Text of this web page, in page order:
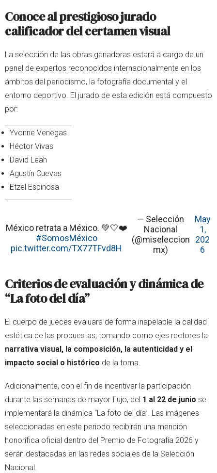
Conoce al prestigioso jurado
calificador del certamen visual
La selección de las obras ganadoras estará a cargo de un
panel de expertos reconocidos internacionalmente en los
ámbitos del periodismo, la fotografía documental y el
entorno deportivo. El jurado de esta edición está compuesto
por:
Yvonne Venegas
Héctor Vivas
David Leah
Agustín Cuevas
Etzel Espinosa
México retrata a México. 💚🤍❤️
#SomosMéxico
pic.twitter.com/TX77TFvd8H
— Selección
Nacional
(@miseleccion
mx)
May
1,
202
6
Criterios de evaluación y dinámica de
“La foto del día”
El cuerpo de jueces evaluará de forma inapelable la calidad
estética de las propuestas, tomando como ejes rectores la
narrativa visual, la composición, la autenticidad y el
impacto social o histórico de la toma.
Adicionalmente, con el fin de incentivar la participación
durante las semanas de mayor flujo, del 1 al 22 de junio se
implementará la dinámica “La foto del día”. Las imágenes
seleccionadas en este periodo recibirán una mención
honorífica oficial dentro del Premio de Fotografía 2026 y
serán destacadas en las redes sociales de la Selección
Nacional.